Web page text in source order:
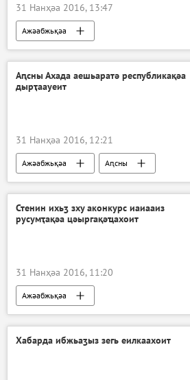
31 Нанҳәа 2016, 13:47
Ажәабжьқәа
Аԥсны Ахада аешьаратә республикақәа
дырҭаауеит
31 Нанҳәа 2016, 12:21
Ажәабжьқәа Аԥсны
Стенин ихьӡ зху аконкурс иаиааиз
русумҭақәа цәыргақәҵахоит
31 Нанҳәа 2016, 11:20
Ажәабжьқәа
Хабарда ибжьаӡыз зегь еилкаахоит